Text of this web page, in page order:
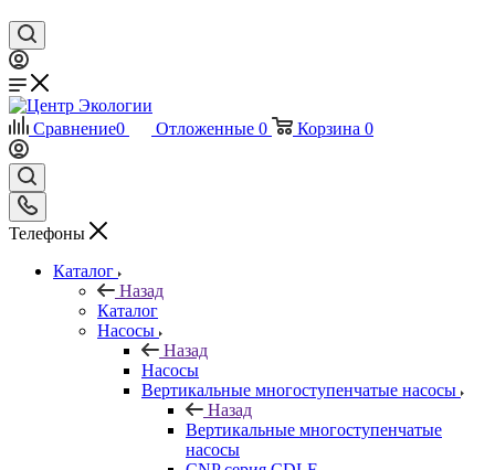
Сравнение0 Отложенные 0 Корзина 0
Телефоны
Каталог
Назад
Каталог
Насосы
Назад
Насосы
Вертикальные многоступенчатые насосы
Назад
Вертикальные многоступенчатые
насосы